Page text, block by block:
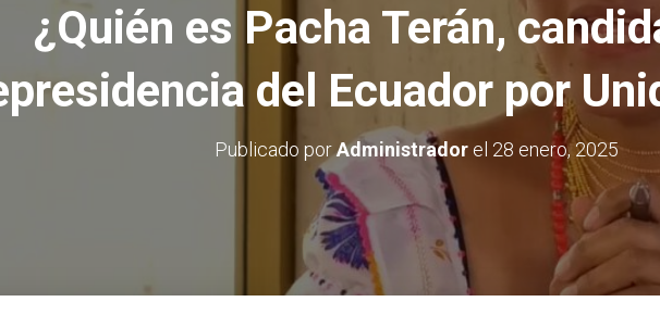
¿Quién es Pacha Terán,
del Ecuador por
Publicado porAdministradorel 28 enero, 2025